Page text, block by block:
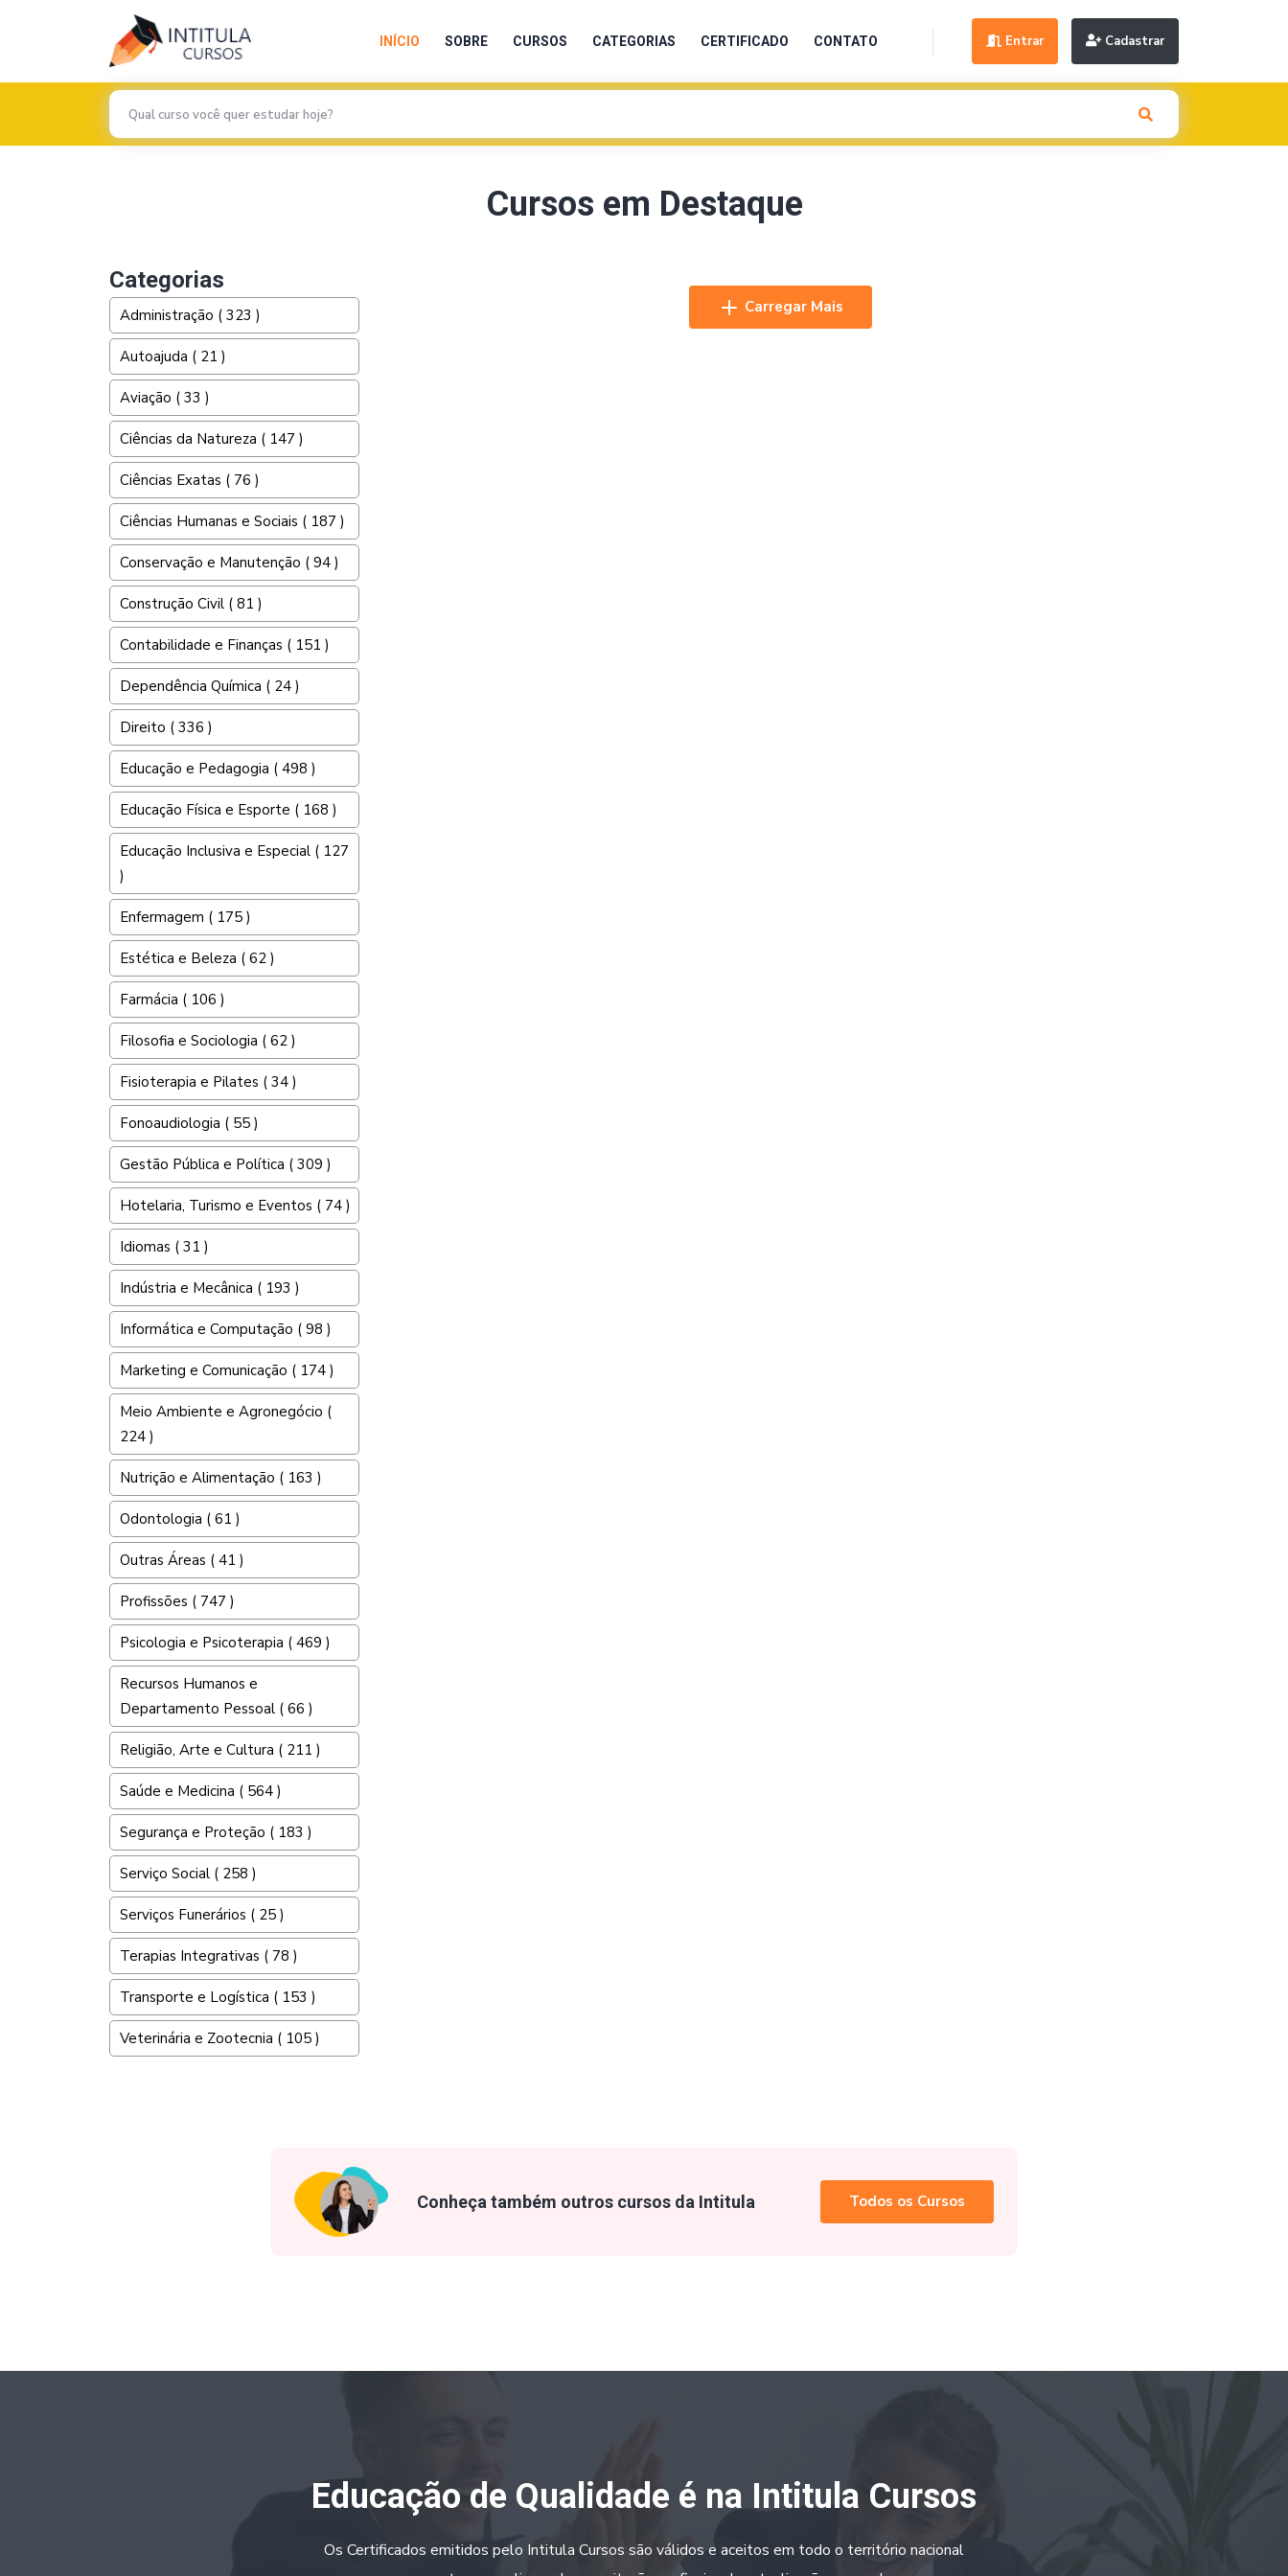
INÍCIO SOBRE CURSOS CATEGORIAS CERTIFICADO CONTATO Entrar Cadastrar
Cursos em Destaque
Categorias
Administração ( 323 )
Autoajuda ( 21 )
Aviação ( 33 )
Ciências da Natureza ( 147 )
Ciências Exatas ( 76 )
Ciências Humanas e Sociais ( 187 )
Conservação e Manutenção ( 94 )
Construção Civil ( 81 )
Contabilidade e Finanças ( 151 )
Dependência Química ( 24 )
Direito ( 336 )
Educação e Pedagogia ( 498 )
Educação Física e Esporte ( 168 )
Educação Inclusiva e Especial ( 127
)
Enfermagem ( 175 )
Estética e Beleza ( 62 )
Farmácia ( 106 )
Filosofia e Sociologia ( 62 )
Fisioterapia e Pilates ( 34 )
Fonoaudiologia ( 55 )
Gestão Pública e Política ( 309 )
Hotelaria, Turismo e Eventos ( 74 )
Idiomas ( 31 )
Indústria e Mecânica ( 193 )
Informática e Computação ( 98 )
Marketing e Comunicação ( 174 )
Meio Ambiente e Agronegócio (
224 )
Nutrição e Alimentação ( 163 )
Odontologia ( 61 )
Outras Áreas ( 41 )
Profissões ( 747 )
Psicologia e Psicoterapia ( 469 )
Recursos Humanos e
Departamento Pessoal ( 66 )
Religião, Arte e Cultura ( 211 )
Saúde e Medicina ( 564 )
Segurança e Proteção ( 183 )
Serviço Social ( 258 )
Serviços Funerários ( 25 )
Terapias Integrativas ( 78 )
Transporte e Logística ( 153 )
Veterinária e Zootecnia ( 105 )
Carregar Mais
Conheça também outros cursos da Intitula Todos os Cursos
Educação de Qualidade é na Intitula Cursos
Os Certificados emitidos pelo Intitula Cursos são válidos e aceitos em todo o território nacional